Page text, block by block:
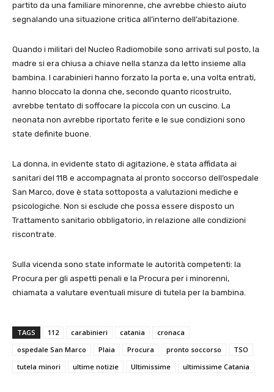
partito da una familiare minorenne, che avrebbe chiesto aiuto
segnalando una situazione critica all’interno dell’abitazione.
Quando i militari del Nucleo Radiomobile sono arrivati sul posto, la
madre si era chiusa a chiave nella stanza da letto insieme alla
bambina. I carabinieri hanno forzato la porta e, una volta entrati,
hanno bloccato la donna che, secondo quanto ricostruito,
avrebbe tentato di soffocare la piccola con un cuscino. La
neonata non avrebbe riportato ferite e le sue condizioni sono
state definite buone.
La donna, in evidente stato di agitazione, è stata affidata ai
sanitari del 118 e accompagnata al pronto soccorso dell’ospedale
San Marco, dove è stata sottoposta a valutazioni mediche e
psicologiche. Non si esclude che possa essere disposto un
Trattamento sanitario obbligatorio, in relazione alle condizioni
riscontrate.
Sulla vicenda sono state informate le autorità competenti: la
Procura per gli aspetti penali e la Procura per i minorenni,
chiamata a valutare eventuali misure di tutela per la bambina.
TAGS 112 carabinieri catania
cronaca
ospedale San Marco
Plaia Procura pronto soccorso
TSO
tutela minori
ultime notizie Ultimissime ultimissime Catania